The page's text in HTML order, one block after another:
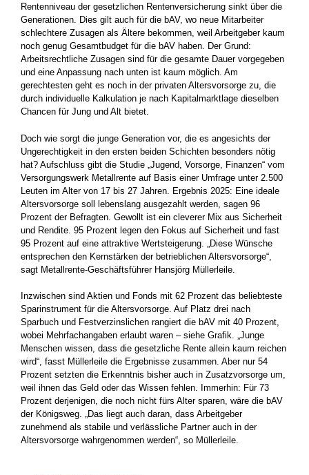
Rentenniveau der gesetzlichen Rentenversicherung sinkt über die
Generationen. Dies gilt auch für die bAV, wo neue Mitarbeiter
schlechtere Zusagen als Ältere bekommen, weil Arbeitgeber kaum
noch genug Gesamtbudget für die bAV haben. Der Grund:
Arbeitsrechtliche Zusagen sind für die gesamte Dauer vorgegeben
und eine Anpassung nach unten ist kaum möglich. Am
gerechtesten geht es noch in der privaten Altersvorsorge zu, die
durch individuelle Kalkulation je nach Kapitalmarktlage dieselben
Chancen für Jung und Alt bietet.
Doch wie sorgt die junge Generation vor, die es angesichts der
Ungerechtigkeit in den ersten beiden Schichten besonders nötig
hat? Aufschluss gibt die Studie „Jugend, Vorsorge, Finanzen“ vom
Versorgungswerk Metallrente auf Basis einer Umfrage unter 2.500
Leuten im Alter von 17 bis 27 Jahren. Ergebnis 2025: Eine ideale
Altersvorsorge soll lebenslang ausgezahlt werden, sagen 96
Prozent der Befragten. Gewollt ist ein cleverer Mix aus Sicherheit
und Rendite. 95 Prozent legen den Fokus auf Sicherheit und fast
95 Prozent auf eine attraktive Wertsteigerung. „Diese Wünsche
entsprechen den Kernstärken der betrieblichen Altersvorsorge“,
sagt Metallrente-Geschäftsführer Hansjörg Müllerleile.
Inzwischen sind Aktien und Fonds mit 62 Prozent das beliebteste
Sparinstrument für die Altersvorsorge. Auf Platz drei nach
Sparbuch und Festverzinslichen rangiert die bAV mit 40 Prozent,
wobei Mehrfachangaben erlaubt waren – siehe Grafik. „Junge
Menschen wissen, dass die gesetzliche Rente allein kaum reichen
wird“, fasst Müllerleile die Ergebnisse zusammen. Aber nur 54
Prozent setzten die Erkenntnis bisher auch in Zusatzvorsorge um,
weil ihnen das Geld oder das Wissen fehlen. Immerhin: Für 73
Prozent derjenigen, die noch nicht fürs Alter sparen, wäre die bAV
der Königsweg. „Das liegt auch daran, dass Arbeitgeber
zunehmend als stabile und verlässliche Partner auch in der
Altersvorsorge wahrgenommen werden“, so Müllerleile.